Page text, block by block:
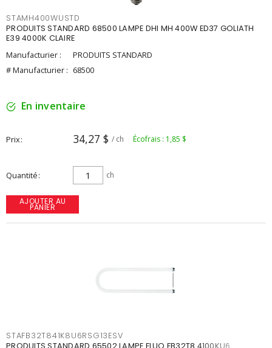
STAMH400WUSTD
PRODUITS STANDARD 68500 LAMPE DHI MH 400W ED37 GOLIATH
E39 4000K CLAIRE
Manufacturier :
PRODUITS STANDARD
# Manufacturier : 68500
En inventaire
Prix 34,27 $ / ch Écofrais : 1,85 $
Quantité ch
AJOUTER AU
PANIER
STAFB32T841K8U6RSG13ESV
PRODUITS STANDARD 65502 LAMPE FLUO FB32T8 4100KU6